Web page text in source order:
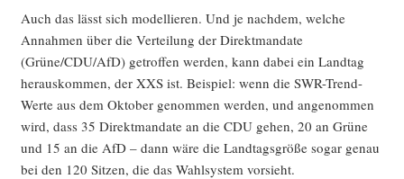
Auch das lässt sich model­lie­ren. Und je nach­dem, wel­che
Annah­men über die Ver­tei­lung der Direkt­man­da­te
(Grüne/CDU/AfD) getrof­fen wer­den, kann dabei ein Land­tag
her­aus­kom­men, der XXS ist. Bei­spiel: wenn die SWR-Trend-
Wer­te aus dem Okto­ber genom­men wer­den, und ange­nom­men
wird, dass 35 Direkt­man­da­te an die CDU gehen, 20 an Grü­ne
und 15 an die AfD – dann wäre die Land­tags­grö­ße sogar genau
bei den 120 Sit­zen, die das Wahl­sys­tem vorsieht.